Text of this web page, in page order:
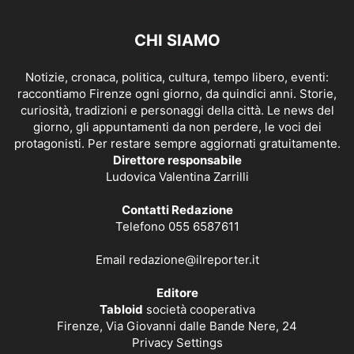
CHI SIAMO
Notizie, cronaca, politica, cultura, tempo libero, eventi:
raccontiamo Firenze ogni giorno, da quindici anni. Storie,
curiosità, tradizioni e personaggi della città. Le news del
giorno, gli appuntamenti da non perdere, le voci dei
protagonisti. Per restare sempre aggiornati gratuitamente.
Direttore responsabile
Ludovica Valentina Zarrilli
Contatti Redazione
Telefono 055 6587611
Email redazione@ilreporter.it
Editore
Tabloid società cooperativa
Firenze, Via Giovanni dalle Bande Nere, 24
Privacy Settings